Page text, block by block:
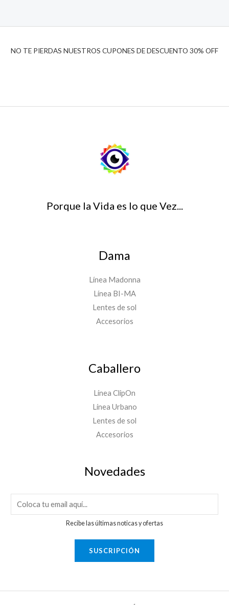
NO TE PIERDAS NUESTROS CUPONES DE DESCUENTO 30% OFF
Porque la Vida es lo que Vez...
Dama
Línea Madonna
Línea BI-MA
Lentes de sol
Accesorios
Caballero
Línea ClipOn
Línea Urbano
Lentes de sol
Accesorios
Novedades
m
Recibe las últimas noticas y ofertas
SUSCRIPCIÓN